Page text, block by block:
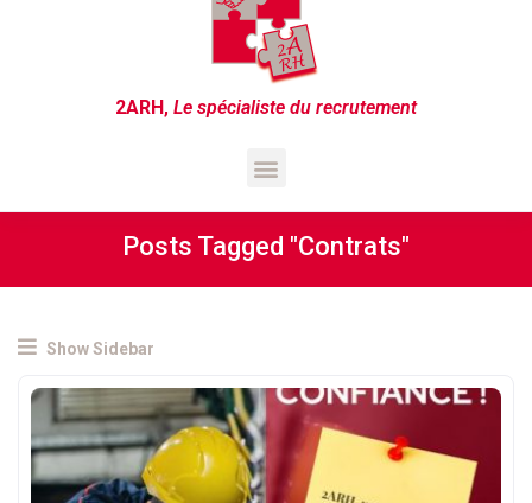
2ARH, Le spécialiste du recrutement
Posts Tagged "contrats"
Show Sidebar